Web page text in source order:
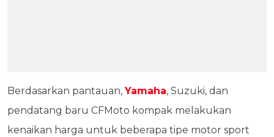
Berdasarkan pantauan,Yamaha, Suzuki, dan
pendatang baru CFMoto kompak melakukan
kenaikan harga untuk beberapa tipe motor sport